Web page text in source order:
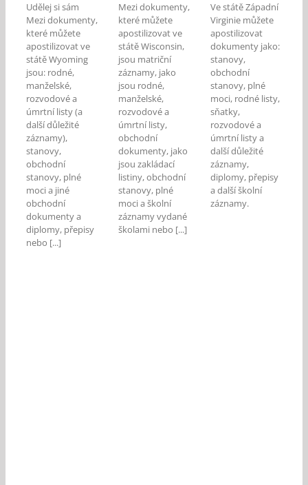
názvem
Apostila
Wyoming
Udělej si sám
Mezi dokumenty,
které můžete
apostilizovat ve
státě Wyoming
jsou: rodné,
manželské,
rozvodové a
úmrtní listy (a
další důležité
záznamy),
stanovy,
obchodní
stanovy, plné
moci a jiné
obchodní
dokumenty a
diplomy, přepisy
nebo [...]
s
Apostila
Wisconsin
Mezi dokumenty,
které můžete
apostilizovat ve
státě Wisconsin,
jsou matriční
záznamy, jako
jsou rodné,
manželské,
rozvodové a
úmrtní listy,
obchodní
dokumenty, jako
jsou zakládací
listiny, obchodní
stanovy, plné
moci a školní
záznamy vydané
školami nebo [...]
s
názvem
Západní
Ve státě Západní
Virginie můžete
apostilizovat
dokumenty jako:
stanovy,
obchodní
stanovy, plné
moci, rodné listy,
sňatky,
rozvodové a
úmrtní listy a
další důležité
záznamy,
diplomy, přepisy
a další školní
záznamy.